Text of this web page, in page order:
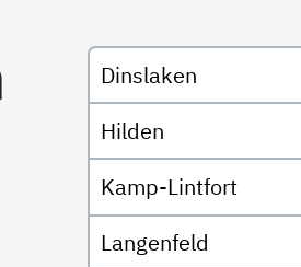
Untermenü
Dinslaken
Hilden
Kamp-Lintfort
Langenfeld